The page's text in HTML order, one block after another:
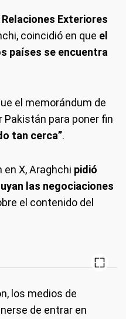
Exteriores
coincidió en que el
países se encuentra
el memorándum de
para poner fin
tan cerca”.
X, Araghchi pidió
las negociaciones
el contenido del
los medios de
de entrar en